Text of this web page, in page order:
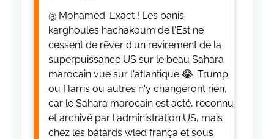
@ Mohamed. Exact ! Les banis
karghoules hachakoum de l'Est ne
cessent de rêver d'un revirement de la
superpuissance US sur le beau Sahara
marocain vue sur l'atlantique 😂. Trump
ou Harris ou autres n'y changeront rien,
car le Sahara marocain est acté, reconnu
et archivé par l'administration US, mais
chez les bâtards wled frança et sous